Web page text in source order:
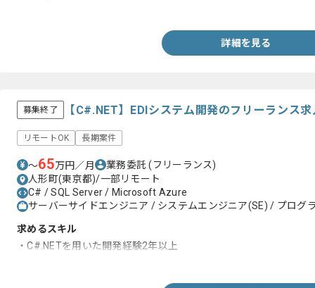
詳細を見る
募集終了 【C#.NET】EDIシステム開発のフリーランス
リモートOK 長期案件
〜65万円／月 業務委託(フリーランス)
人形町(東京都)/一部リモート
C# / SQL Server / Microsoft Azure
サーバーサイドエンジニア / システムエンジニア(SE) / プログ
求めるスキル
・C#.NETを用いた開発経験2年以上